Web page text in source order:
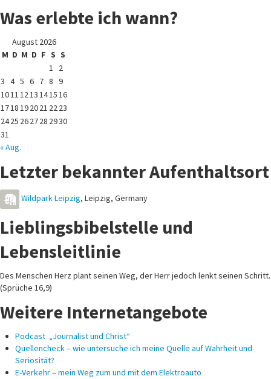
Was erlebte ich wann?
August 2026
M D M D F S S
1
2
3 4 5 6 7 8 9
10111213141516
1718192021 2223
2425 262728 2930
31
« Aug.
Letzter bekannter Aufenthaltsort
Wildpark Leipzig, Leipzig, Germany
Lieblingsbibelstelle und
Lebensleitlinie
Des Menschen Herz plant seinen Weg, der Herr jedoch lenkt seinen Schritt.
(Sprüche 16,9)
Weitere Internetangebote
Podcast „Journalist und Christ“
Quellencheck – wie untersuche ich meine Quelle auf Wahrheit und
Seriosität?
E-Verkehr – mein Weg zum und mit dem Elektroauto